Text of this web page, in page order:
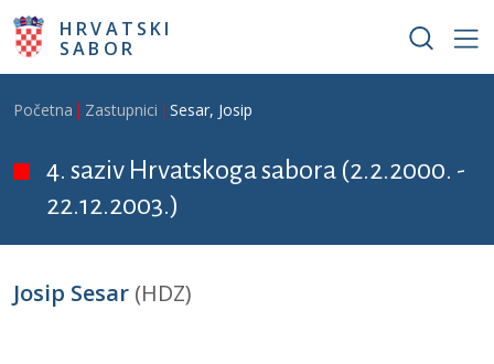
Skoči na glavni sadržaj
HRVATSKI
SABOR
Breadcrumb
Početna Zastupnici Sesar, Josip
4. saziv Hrvatskoga sabora (2.2.2000. -
22.12.2003.)
Josip Sesar (HDZ)